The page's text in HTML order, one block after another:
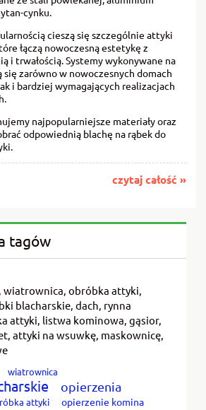
cynku.
cieszą się szczególnie attyki
łączą nowoczesną estetykę z
i trwałością. Systemy wykonywane na
się zarówno w nowoczesnych domach
i bardziej wymagających realizacjach
najpopularniejsze materiały oraz
odpowiednią blachę na rąbek do
czytaj całość »
tagów
wiatrownica, obróbka attyki,
blacharskie, dach, rynna
attyki, listwa kominowa, gąsior,
attyki na wsuwkę, maskownicę,
wiatrownica
opierzenia
attyki opierzenie komina